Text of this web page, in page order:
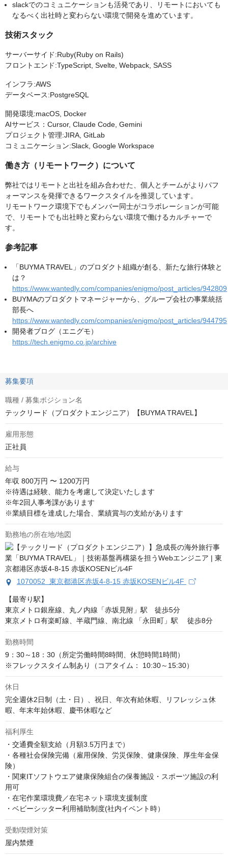
slackでのコミュニケーションも活発であり、リモートにおいても
なるべく出社時と変わらない環境で開発を進めています。
技術スタック
サーバーサイド:Ruby(Ruby on Rails)
フロントエンド:TypeScript, Svelte, Webpack, SASS
インフラ:AWS
データベース:PostgreSQL
開発環境:macOS, Docker
AIサービス：Cursor, Claude Code, Gemini
プロジェクト管理:JIRA, GitLab
コミュニケーション:Slack, Google Workspace
働き方（リモートワーク）について
弊社ではリモートと出社を組み合わせた、個人とチームがよりパフ
ォーマンスを発揮できるワークスタイルを推奨しています。
リモートワーク環境下でもメンバー同士がコラボレーションが可能
で、リモートでも出社時と変わらない環境で働けるカルチャーで
す。
参考記事
「BUYMA TRAVEL」のプロダクト組織が創る、新たな旅行体験と
は？
https://www.wantedly.com/companies/enigmo/post_articles/942809
BUYMAのプロダクトマネージャーから、グループ会社の事業統括
部長へ
https://www.wantedly.com/companies/enigmo/post_articles/944795
開発者ブログ（エニグモ）
https://tech.enigmo.co.jp/archive
募集要項
職種 / 募集ポジション名
テックリード（プロダクトエンジニア）【BUYMA TRAVEL】
雇用形態
正社員
給与
年収 800万円 〜 1200万円
※待遇は経験、能力を考慮して決定いたします
※年2回人事考課があります
※業績目標を達成した場合、業績賞与の支給があります
勤務地の所在地/地図
1070052 東京都港区赤坂4-8-15 赤坂KOSENビル4F
【最寄り駅】
東京メトロ銀座線、丸ノ内線「赤坂見附」駅　徒歩5分
東京メトロ有楽町線、半蔵門線、南北線 「永田町」駅 　徒歩8分
勤務時間
9：30～18：30（所定労働時間8時間、休憩時間1時間）
※フレックスタイム制あり（コアタイム： 10:30～15:30）
休日
完全週休2日制（土・日）、祝日、年次有給休暇、リフレッシュ休
暇、年末年始休暇、慶弔休暇など
福利厚生
・交通費全額支給（月額3.5万円まで）
・各種社会保険完備（雇用保険、労災保険、健康保険、厚生年金保
険）
・関東ITソフトウエア健康保険組合の保養施設・スポーツ施設の利
用可
・在宅作業環境費／在宅ネット環境支援制度
・ベビーシッター利用補助制度(社内イベント時）
受動喫煙対策
屋内禁煙